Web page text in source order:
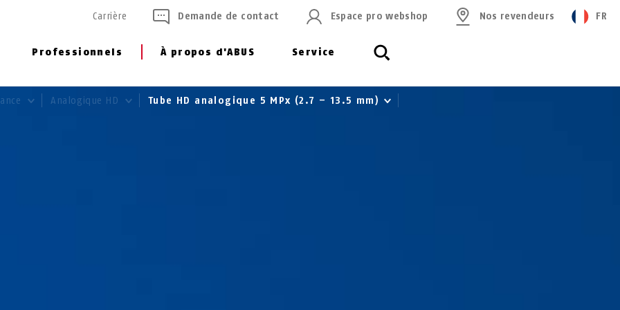
Professionnels À propos d'ABUS Service
Carrière Demande de contact Espace pro webshop Nos revendeurs FR
Analogique HD Tube HD analogique 5 MPx (2.7 – 13.5 mm)